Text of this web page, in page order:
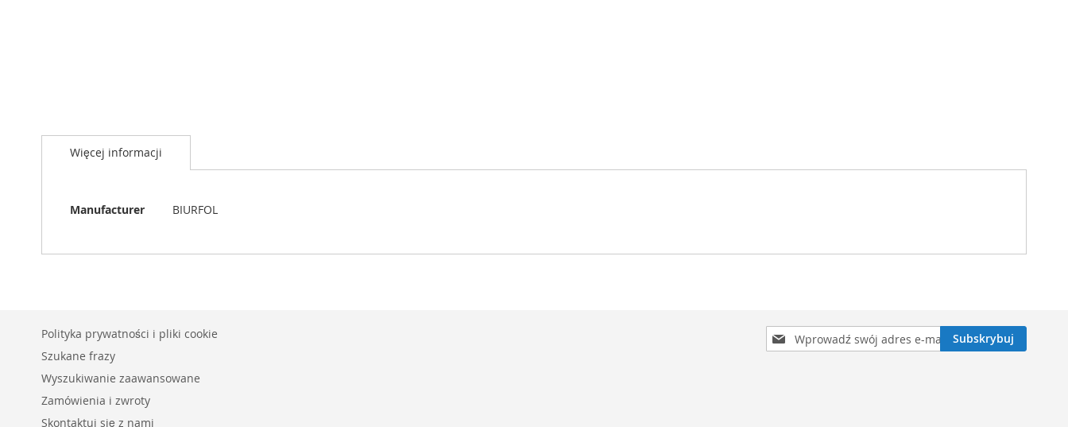
na
początekWięcej informacji
Więcej
Manufacturer BIURFOL
Subskrybuj
nasz
Subskrybuj
Polityka prywatności i pliki cookie
Szukane frazy
Wyszukiwanie zaawansowane
Zamówienia i zwroty
Skontaktuj się z nami